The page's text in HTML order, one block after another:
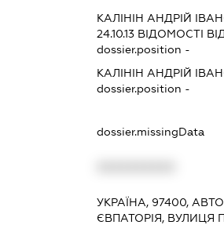
КАЛІНІН АНДРІЙ
24.10.13ВІДОМОСТІ
dossier.position -
КАЛІНІН АНДРІЙ
dossier.position -
dossier.missingData
УКРАЇНА, 97400,
ЄВПАТОРІЯ, ВУЛИЦЯ